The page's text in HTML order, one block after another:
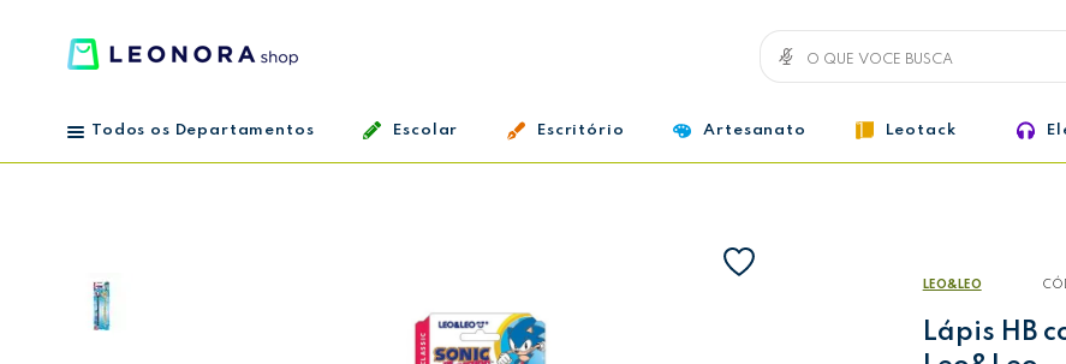
Todos os Departamentos Escolar Escritório Artesanato Leotack
LEO&LEO
Lápis HB